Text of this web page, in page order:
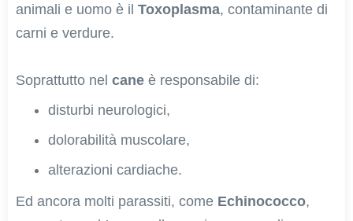
animali e uomo è il Toxoplasma, contaminante di
carni e verdure.
Soprattutto nel cane è responsabile di:
disturbi neurologici,
dolorabilità muscolare,
alterazioni cardiache.
Ed ancora molti parassiti, come Echinococco,